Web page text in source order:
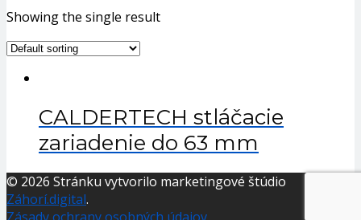
Showing the single result
CALDERTECH stláčacie
zariadenie do 63 mm
© 2026 Stránku vytvorilo marketingové štúdio
Záhorí.digital.